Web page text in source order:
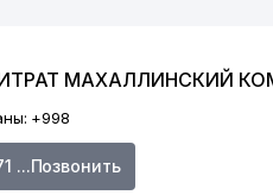
МАХАЛЛИНСКИЙ
+998
...Позвонить